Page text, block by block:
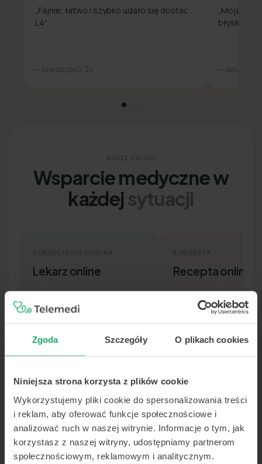
Zgoda Szczegóły O plikach cookies
Niniejsza strona korzysta z plików cookie
Wykorzystujemy pliki cookie do spersonalizowania treści
i reklam, aby oferować funkcje społecznościowe i
analizować ruch w naszej witrynie. Informacje o tym, jak
korzystasz z naszej witryny, udostępniamy partnerom
społecznościowym, reklamowym i analitycznym.
„Fajnie, łatwo i szybko udało się dostać
L4"
— Anastazja O., 24
„Moja
— Jakub L., 31
NASZE USŁUGI
Wsparcie medyczne w
każdej sytuacji
Lekarz online
Lekarz pierwszego kontaktu w 15
minut — wideo, telefon lub czat.
E-RECEPTA
Recepta online
Nowa recepta lub
leków bez wizyty osobiście.